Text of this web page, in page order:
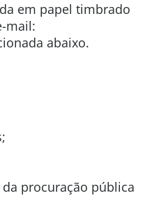
em papel timbrado
mail:
abaixo.
da procuração pública